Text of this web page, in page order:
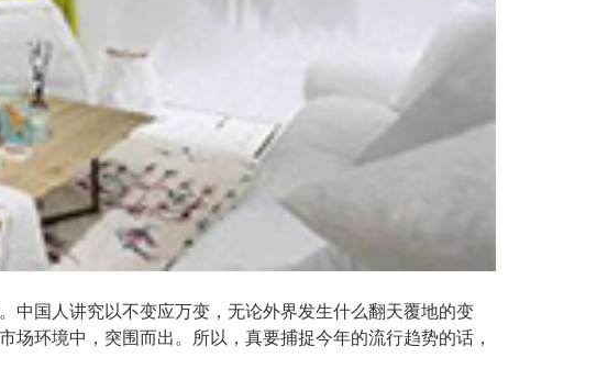
中国人讲究以不变应万变，无论外界发生什么翻天覆地的变
环境中，突围而出。所以，真要捕捉今年的流行趋势的话，